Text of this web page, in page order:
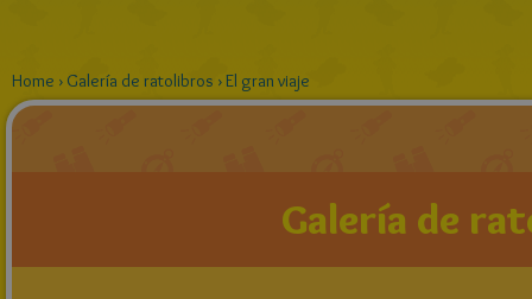
Home › Galería de ratolibros ›El gran viaje
Galería de